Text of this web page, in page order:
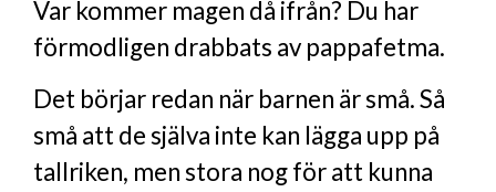
Var kommer magen då ifrån? Du har
förmodligen drabbats av pappafetma.
Det börjar redan när barnen är små. Så
små att de själva inte kan lägga upp på
tallriken, men stora nog för att kunna